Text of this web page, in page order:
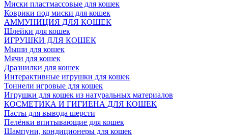
Миски пластмассовые для кошек
Коврики под миски для кошек
АММУНИЦИЯ ДЛЯ КОШЕК
Шлейки для кошек
ИГРУШКИ ДЛЯ КОШЕК
Мыши для кошек
Мячи для кошек
Дразнилки для кошек
Интерактивные игрушки для кошек
Тоннели игровые для кошек
Игрушки для кошек из натуральных материалов
КОСМЕТИКА И ГИГИЕНА ДЛЯ КОШЕК
Пасты для вывода шерсти
Пелёнки впитывающие для кошек
Шампуни, кондиционеры для кошек